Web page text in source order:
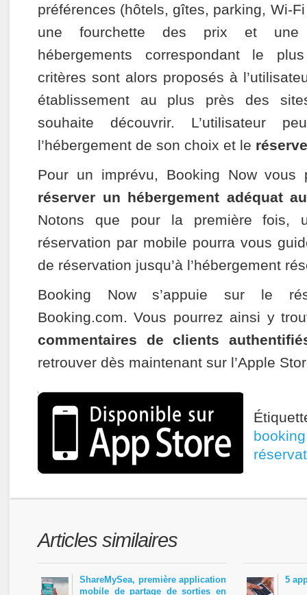
préférences (hôtels, gîtes, parking, Wi-
une fourchette des prix et une
hébergements correspondant le
critères sont alors proposés à
établissement au plus près des
souhaite découvrir. L’utilisateur
l’hébergement de son choix et le
Pour un imprévu, Booking Now vous
réserver un hébergement adéquat
Notons que pour la première fois,
réservation par mobile pourra vous
de réservation jusqu’à l’hébergement
Booking Now s’appuie sur le
Booking.com. Vous pourrez ainsi y
commentaires de clients
retrouver dès maintenant sur l’Apple
booking
Articles similaires
ShareMySea, première application
mobile de partage de sorties en
5